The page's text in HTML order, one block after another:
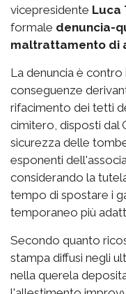
vicepresidente Luca
formale denuncia-
maltrattamento di
La denuncia è
conseguenze
rifacimento dei tetti
cimitero, disposti dal
sicurezza delle
esponenti
considerando la
tempo di spostare i
temporaneo più
Secondo quanto
stampa diffusi negli
nella querela